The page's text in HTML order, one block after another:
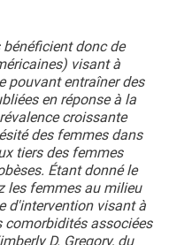
donc de
visant à
pouvant entraîner des
en réponse à la
croissante
des femmes dans
tiers des femmes
Étant donné le
les femmes au milieu
d'intervention visant à
comorbidités associées
D. Gregory, du